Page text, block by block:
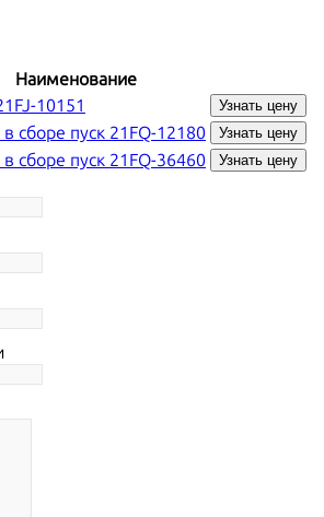
Наименование
10151 Узнать цену
сборе пуск 21FQ-12180 Узнать цену
сборе пуск 21FQ-36460 Узнать цену